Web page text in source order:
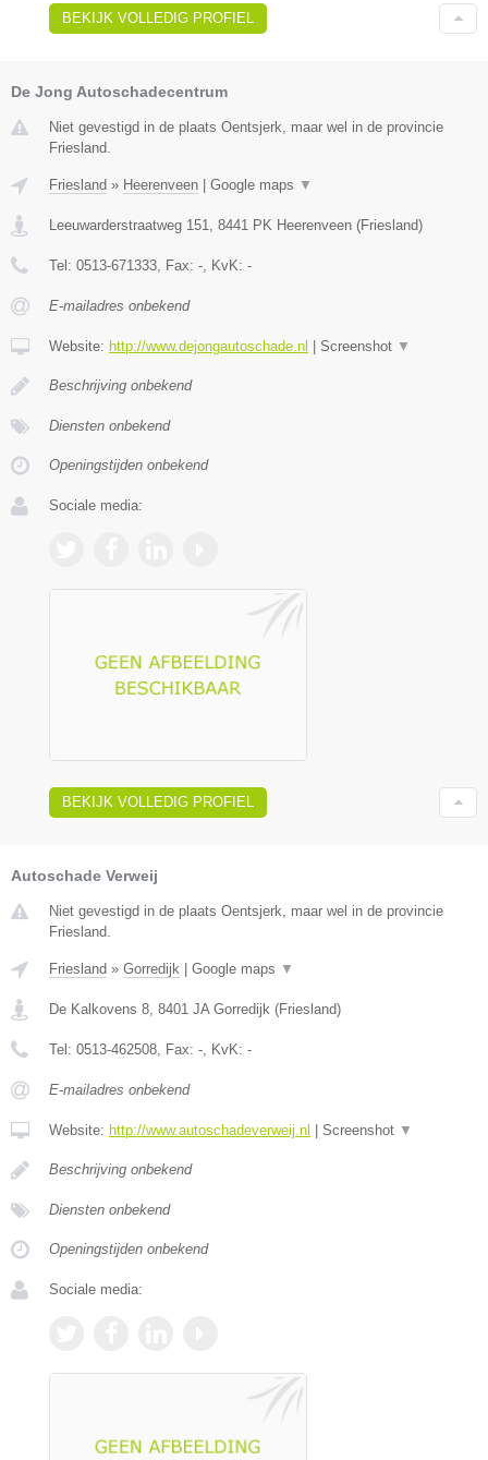
BEKIJK VOLLEDIG PROFIEL
De Jong Autoschadecentrum
Niet gevestigd in de plaats Oentsjerk, maar wel in de provincie
Friesland.
Friesland » Heerenveen | Google maps ▼
Leeuwarderstraatweg 151 8441 PK Heerenveen (Friesland)
Tel: 0513-671333 , Fax: - , KvK: -
E-mailadres onbekend
Website: http://www.dejongautoschade.nl | Screenshot ▼
Beschrijving onbekend
Diensten onbekend
Openingstijden onbekend
Sociale media:
BEKIJK VOLLEDIG PROFIEL
Autoschade Verweij
Niet gevestigd in de plaats Oentsjerk, maar wel in de provincie
Friesland.
Friesland » Gorredijk Google maps ▼
De Kalkovens 8, 8401 JA Gorredijk (Friesland)
Tel: 0513-462508, Fax: -, KvK: -
E-mailadres onbekend
Website: http://www.autoschadeverweij.nl Screenshot ▼
Beschrijving onbekend
Diensten onbekend
Openingstijden onbekend
Sociale media: